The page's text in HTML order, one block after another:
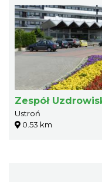
Zespół
Ustroń
0.53 km